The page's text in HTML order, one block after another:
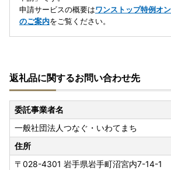
申請サービスの概要はワンストップ特例オ
のご案内をご覧ください。
返礼品に関するお問い合わせ先
委託事業者名
一般社団法人つなぐ・いわてまち
住所
〒028-4301 岩手県岩手町沼宮内7-14-1